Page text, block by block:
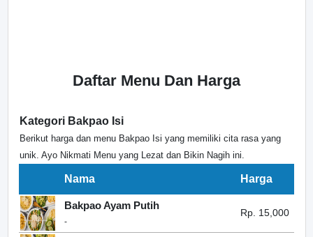
Daftar Menu Dan Harga
Kategori Bakpao Isi
Berikut harga dan menu Bakpao Isi yang memiliki cita rasa yang
unik. Ayo Nikmati Menu yang Lezat dan Bikin Nagih ini.
Nama Harga
Bakpao Ayam Putih
-
Rp. 15,000